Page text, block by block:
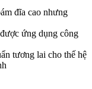
đĩa cao nhưng
ứng dụng công
tương lai cho thế hệ